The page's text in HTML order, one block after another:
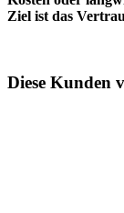
Ziel ist das
Diese Kunden